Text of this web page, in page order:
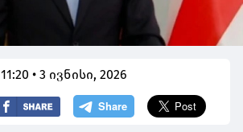
11:20 • 3 ივნისი, 2026